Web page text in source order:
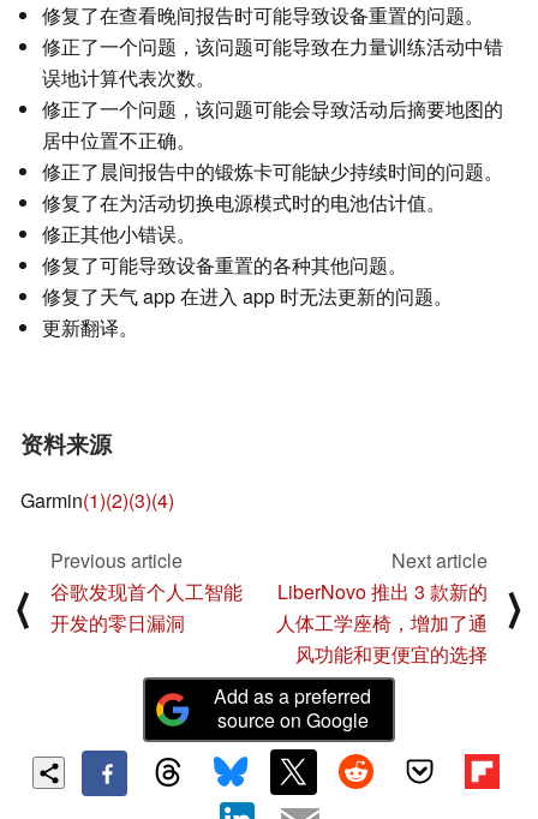
修复了在查看晚间报告时可能导致设备重置的问题。
修正了一个问题，该问题可能导致在力量训练活动中错
误地计算代表次数。
修正了一个问题，该问题可能会导致活动后摘要地图的
居中位置不正确。
修正了晨间报告中的锻炼卡可能缺少持续时间的问题。
修复了在为活动切换电源模式时的电池估计值。
修正其他小错误。
修复了可能导致设备重置的各种其他问题。
修复了天气 app 在进入 app 时无法更新的问题。
更新翻译。
资料来源
Garmin(1)(2)(3)(4)
⟨
Previous article
谷歌发现首个人工智能
开发的零日漏洞
Next article
LiberNovo 推出 3 款新的
人体工学座椅，增加了通
风功能和更便宜的选择
⟩
Add as a preferred
source on Google